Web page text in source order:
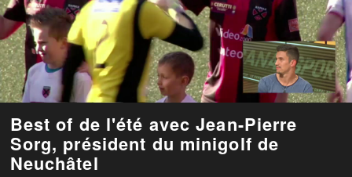
Best of de l'été avec Jean-Pierre
Sorg, président du minigolf de
Neuchâtel